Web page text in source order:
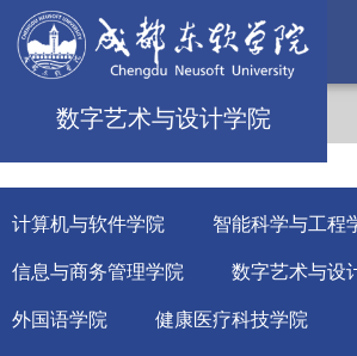
数字艺术与设计学院
计算机与软件学院 智能科学与工程
信息与商务管理学院 数字艺术与设
外国语学院 健康医疗科技学院